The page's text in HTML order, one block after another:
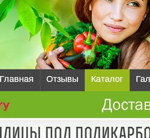
Главная Отзывы Каталог